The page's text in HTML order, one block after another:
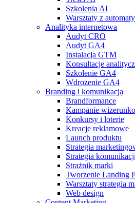
Szkolenia AI
Warsztaty z
Analityka internetowa
Audyt CRO
Audyt GA4
Instalacja GTM
Konsultacje
Szkolenie GA4
Wdrożenie GA4
Branding i komunikacja
Brandformance
Kampanie
Konkursy i loterie
Kreacje reklamowe
Launch produktu
Strategia
Strategia
Strażnik marki
Tworzenie Landing
Warsztaty strategia
Web design